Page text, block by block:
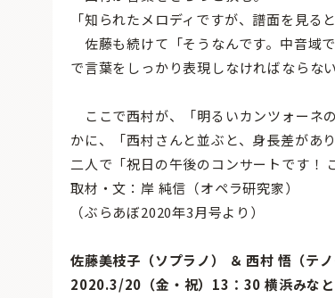
「知られたメロディですが、譜面を見る
佐藤も続けて「そうなんです。中音域
で言葉をしっかり表現しなければならな
ここで西村が、「明るいカンツォーネ
かに、「西村さんと並ぶと、身長差があ
二人で「祝日の午後のコンサートです！
取材・文：岸 純信（オペラ研究家）
（ぶらあぼ2020年3月号より）
佐藤美枝子（ソプラノ） ＆ 西村 悟（テ
2020.3/20（金・祝）13：30 横浜みな